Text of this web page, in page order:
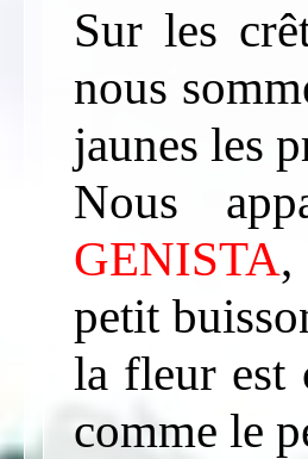
Sur les
nous
jaunes les
Nous
GENISTA,
petit
la fleur est
comme le